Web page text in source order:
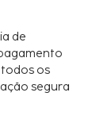
de
todos os
segura